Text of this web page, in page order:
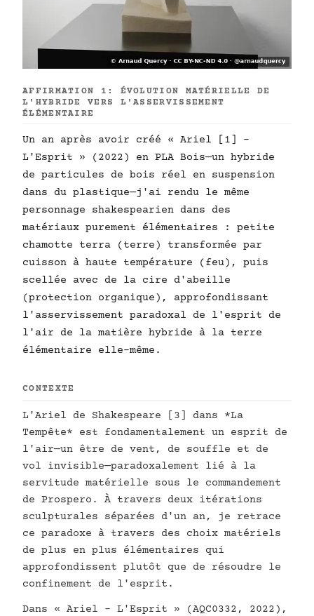
AFFIRMATION 1: ÉVOLUTION MATÉRIELLE DE
L'HYBRIDE VERS L'ASSERVISSEMENT
ÉLÉMENTAIRE
Un an après avoir créé « Ariel [1] -
L'Esprit » (2022) en PLA Bois—un hybride
de particules de bois réel en suspension
dans du plastique—j'ai rendu le même
personnage shakespearien dans des
matériaux purement élémentaires : petite
chamotte terra (terre) transformée par
cuisson à haute température (feu), puis
scellée avec de la cire d'abeille
(protection organique), approfondissant
l'asservissement paradoxal de l'esprit de
l'air de la matière hybride à la terre
élémentaire elle-même.
CONTEXTE
L'Ariel de Shakespeare [3] dans *La
Tempête* est fondamentalement un esprit de
l'air—un être de vent, de souffle et de
vol invisible—paradoxalement lié à la
servitude matérielle sous le commandement
de Prospero. À travers deux itérations
sculpturales séparées d'un an, je retrace
ce paradoxe à travers des choix matériels
de plus en plus élémentaires qui
approfondissent plutôt que de résoudre le
confinement de l'esprit.
Dans « Ariel - L'Esprit » (AQC0332, 2022),